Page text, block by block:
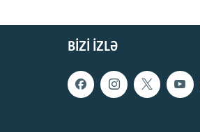
BIZI IZLƏ